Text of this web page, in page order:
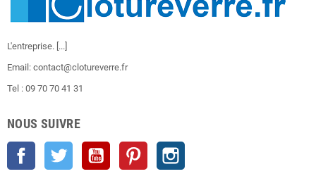
L'entreprise. [...]
Email: contact@clotureverre.fr
Tel : 09 70 70 41 31
NOUS SUIVRE
Facebook Twitter YouTube Pinterest